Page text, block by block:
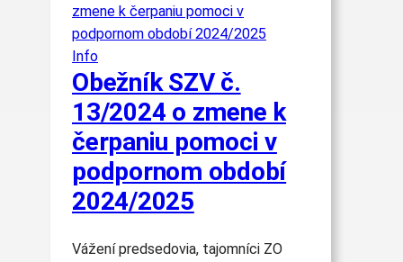
Info
Obežník SZV č.
13/2024 o zmene k
čerpaniu pomoci v
podpornom období
2024/2025
Vážení predsedovia, tajomníci ZO